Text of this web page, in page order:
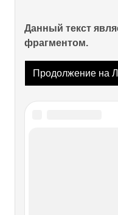
Данный текст
фрагментом.
Продолжение на